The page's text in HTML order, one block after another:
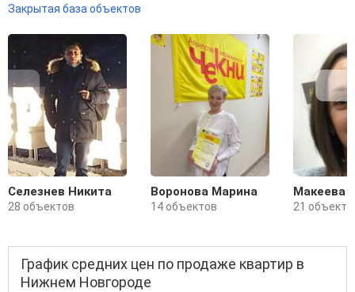
Закрытая база объектов
Селезнев Никита
28 объектов
Воронова Марина
14 объектов
Макеева
21 объект
График средних цен по продаже квартир в
Нижнем Новгороде